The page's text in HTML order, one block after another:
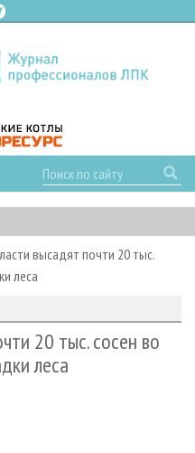
высадят почти 20 тыс.
леса
20 тыс. сосен во
леса